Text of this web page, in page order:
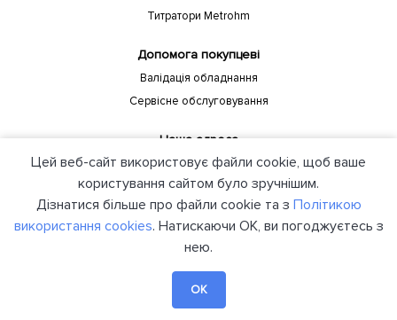
Титратори Metrohm
Допомога покупцеві
Валідація обладнання
Сервісне обслуговування
Наша адреса
Україна, Київ, 04208, пр-т Європейського союзу, 88 Б Компанія
© 2021 unilab.kiev.ua Всі права захищені. Створено в Я-Мастерс
Цей веб-сайт використовує файли cookie, щоб ваше
користування сайтом було зручнішим.
Дізнатися більше про файли cookie та з Політикою
використання cookies. Натискаючи ОК, ви погоджуєтесь з
нею.
OK